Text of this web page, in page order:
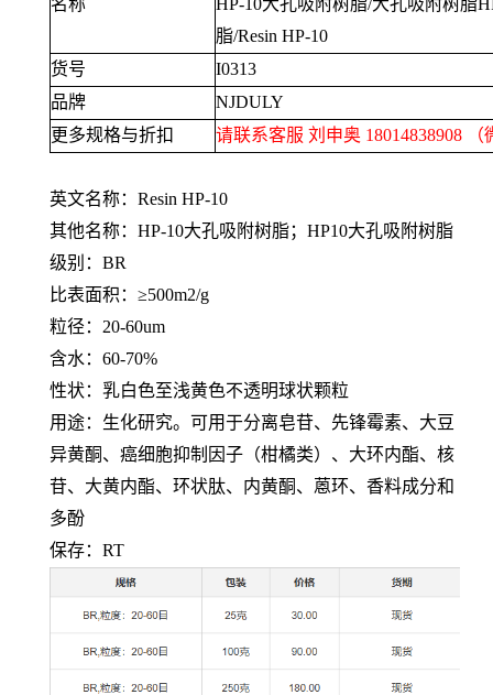
名称 HP-10大孔吸附树脂/大孔吸附树脂
脂/Resin HP-10
货号
I0313
品牌
NJDULY
更多规格与折扣
请联系客服 刘申奥 18014838908
英文名称： Resin HP-10
其他名称： HP-10大孔吸附树脂； HP10大孔吸附树脂
级别： BR
比表面积：≥500m2/g
粒径： 20-60um
含水： 60-70%
性状：乳白色至浅黄色不透明球状颗粒
用途：生化研究。可用于分离皂苷、先锋霉素、大豆
异黄酮、癌细胞抑制因子（柑橘类）、大环内酯、核
苷、大黄内酯、环状肽、内黄酮、蒽环、香料成分和
多酚
保存： RT